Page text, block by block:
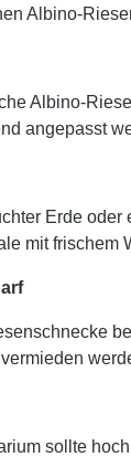
Albino-
Albino-
angepasst
Erde
mit frischem
sollte